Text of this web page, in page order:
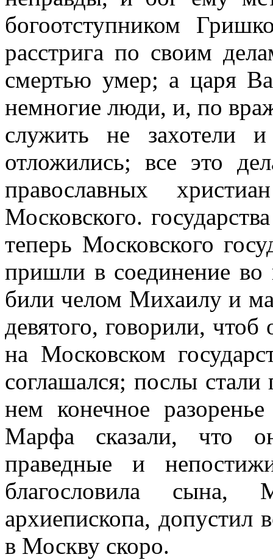
богоотступником
расстрига по своим
смертью умер; а царя
немногие люди, и, по
служить не захотели и
отложились; все это
православных
Московского.
теперь Московского
пришли в соединение
били челом Михаилу и
девятого, говорили,
на Московском
соглашался; послы
нем конечное
Марфа сказали, что
праведные и
благословила
архиепископа, допустил
в Москву скоро.